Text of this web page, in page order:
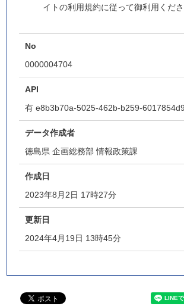
イトの利用規約に従って御利用くださ
No
0000004704
API
有 e8b3b70a-5025-462b-b259-
データ作成者
徳島県 企画総務部 情報政策課
作成日
2023年8月2日 17時27分
更新日
2024年4月19日 13時45分